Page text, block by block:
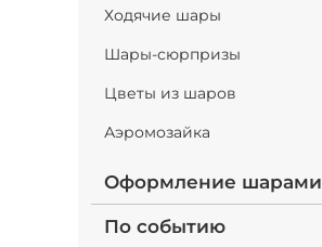
Ходячие шары
Шары-сюрпризы
Цветы из шаров
Аэромозайка
Оформление шарами
По событию